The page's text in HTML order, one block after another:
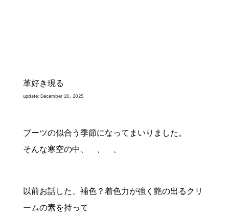
革好き現る
update: December 20, 2025
ブーツの似合う季節になってまいりました。
そんな寒空の中、 、 、
以前お話した、補色？着色力が強く艶の出るクリ
ームの素を持って